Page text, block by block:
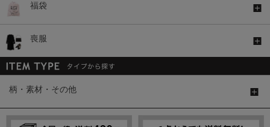
福袋
喪服
柄・素材・その他